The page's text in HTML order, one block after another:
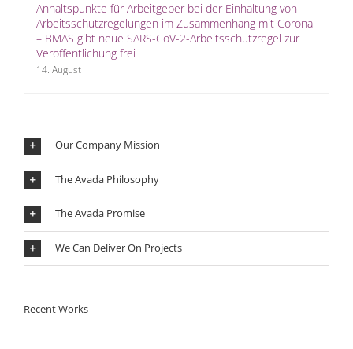
Anhaltspunkte für Arbeitgeber bei der Einhaltung von
Arbeitsschutzregelungen im Zusammenhang mit Corona
– BMAS gibt neue SARS-CoV-2-Arbeitsschutzregel zur
Veröffentlichung frei
14. August
Our Company Mission
The Avada Philosophy
The Avada Promise
We Can Deliver On Projects
Recent Works